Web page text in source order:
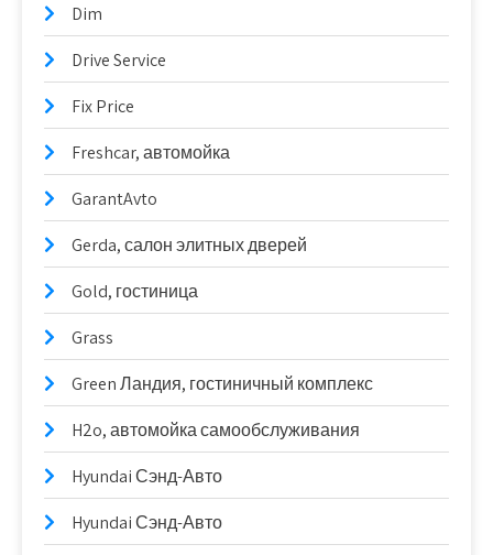
Dim
Drive Service
Fix Price
Freshcar, автомойка
GarantAvto
Gerda, салон элитных дверей
Gold, гостиница
Grass
Green Ландия, гостиничный комплекс
H2o, автомойка самообслуживания
Hyundai Сэнд-Авто
Hyundai Сэнд-Авто